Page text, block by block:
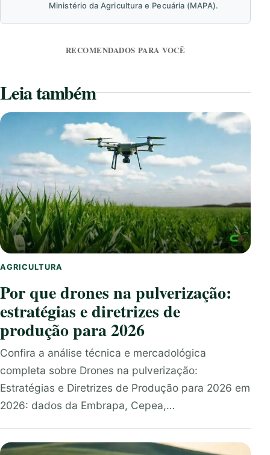
Ministério da Agricultura e Pecuária (MAPA).
RECOMENDADOS PARA VOCÊ
Leia também
AGRICULTURA
Por que drones na pulverização:
estratégias e diretrizes de
produção para 2026
Confira a análise técnica e mercadológica
completa sobre Drones na pulverização:
Estratégias e Diretrizes de Produção para 2026 em
2026: dados da Embrapa, Cepea,…